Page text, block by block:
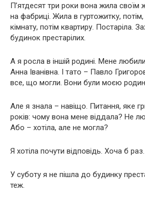
П’ятдесят три роки вона жила
на фабриці. Жила в гуртожитку,
кімнату, потім квартиру. Постаріла.
будинок престарілих.
А я росла в іншій родині. Мене
Анна Іванівна. І тато – Павло
все, що могли. Вони були моєю
Але я знала – навіщо. Питання, яке
років: чому вона мене віддала? Не
Або – хотіла, але не могла?
Я хотіла почути відповідь. Хоча б раз.
У суботу я не пішла до будинку
теж.